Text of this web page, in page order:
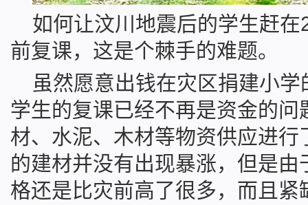
集装箱房屋网
如何让汶川地震后的学生赶
前复课，这是个棘手的难题。
虽然愿意出钱在灾区捐建小
学生的复课已经不再是资金的
材、水泥、木材等物资供应进
的建材并没有出现暴涨，但是
格还是比灾前高了很多，而且